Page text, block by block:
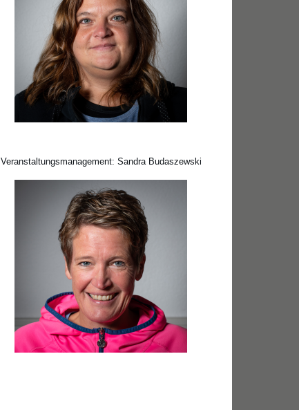
Veranstaltungsmanagement: Sandra Budaszewski